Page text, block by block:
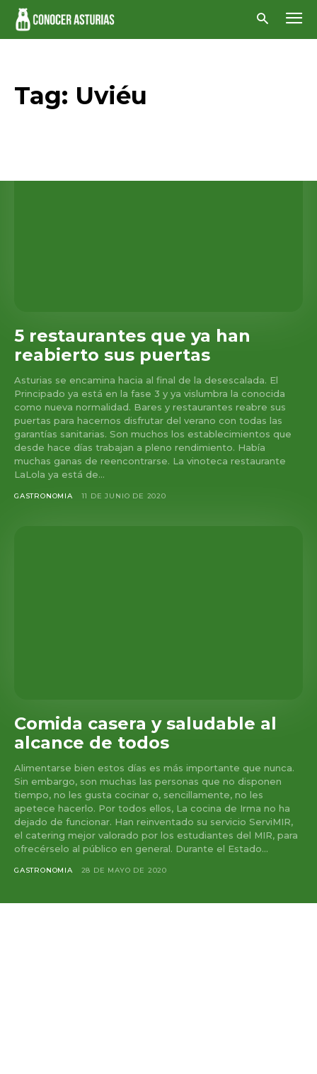
Tag: Uviéu
5 restaurantes que ya han
reabierto sus puertas
Asturias se encamina hacia al final de la desescalada. El
Principado ya está en la fase 3 y ya vislumbra la conocida
como nueva normalidad. Bares y restaurantes reabre sus
puertas para hacernos disfrutar del verano con todas las
garantías sanitarias. Son muchos los establecimientos que
desde hace días trabajan a pleno rendimiento. Había
muchas ganas de reencontrarse. La vinoteca restaurante
LaLola ya está de...
GASTRONOMIA 11 DE JUNIO DE 2020
Comida casera y saludable al
alcance de todos
Alimentarse bien estos días es más importante que nunca.
Sin embargo, son muchas las personas que no disponen
tiempo, no les gusta cocinar o, sencillamente, no les
apetece hacerlo. Por todos ellos, La cocina de Irma no ha
dejado de funcionar. Han reinventado su servicio ServiMIR,
el catering mejor valorado por los estudiantes del MIR, para
ofrecérselo al público en general. Durante el Estado...
GASTRONOMIA 28 DE MAYO DE 2020